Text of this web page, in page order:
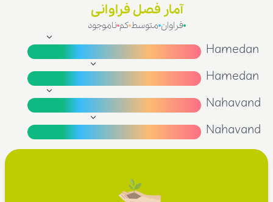
آمار فصل فراوانی
فراوان متوسط کم ناموجود
Hamedan
Hamedan
Nahavand
Nahavand